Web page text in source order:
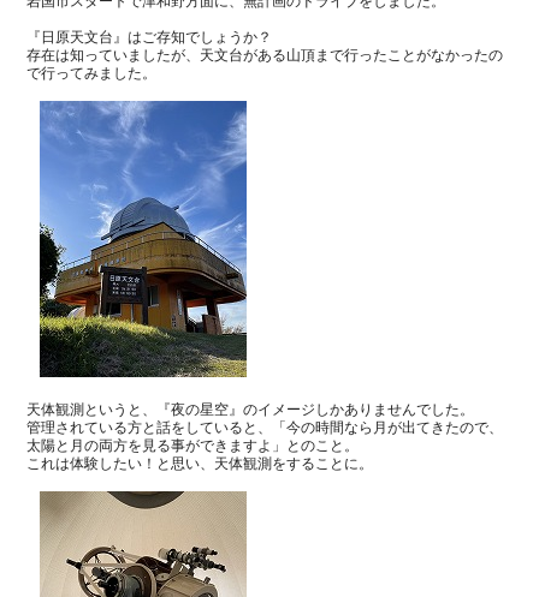
『日原天文台』はご存知でしょうか？
存在は知っていましたが、天文台がある山頂まで行ったことがなかったの
で行ってみました。
天体観測というと、『夜の星空』のイメージしかありませんでした。
管理されている方と話をしていると、
「今の時間なら月が出てきたので、
太陽と月の両方を見る事ができますよ」
とのこと。
これは体験したい！と思い、天体観測をすることに。